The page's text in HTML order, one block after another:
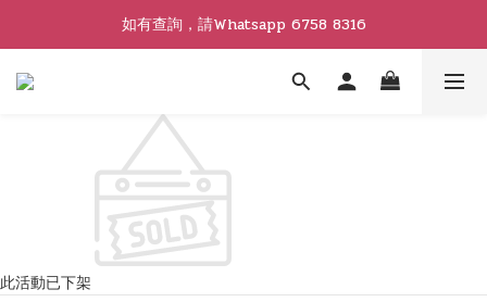
如有查詢，請Whatsapp 6758 8316
此活動已下架